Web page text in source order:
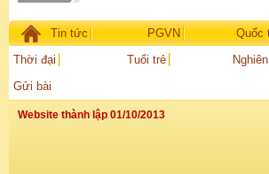
Tin tức PGVN Quốc
Thời đại
Tuổi trẻ
Gửi bài
Website thành lập 01/10/2013